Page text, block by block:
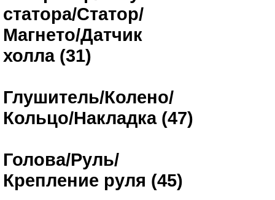
статора/Статор/
Магнето/Датчик
холла (31)
Глушитель/Колено/
Кольцо/Накладка (47)
Голова/Руль/
Крепление руля (45)